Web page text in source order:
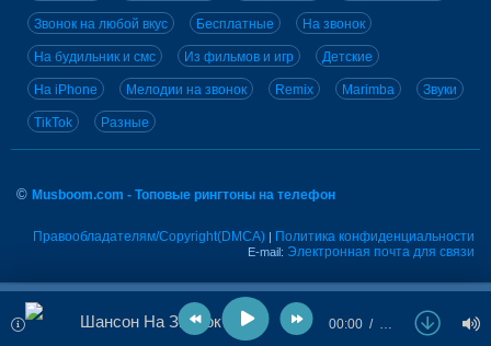
Звонок на любой вкус Бесплатные На звонок
На будильник и смс Из фильмов и игр Детские
На iPhone Мелодии на звонок Remix Marimba Звуки
TikTok Разные
© Musboom.com - Топовые рингтоны на телефон
Правообладателям/Copyright(DMCA) | Политика конфиденциальности
E-mail: Электронная почта для связи
Шансон На Звонок 00:00 …